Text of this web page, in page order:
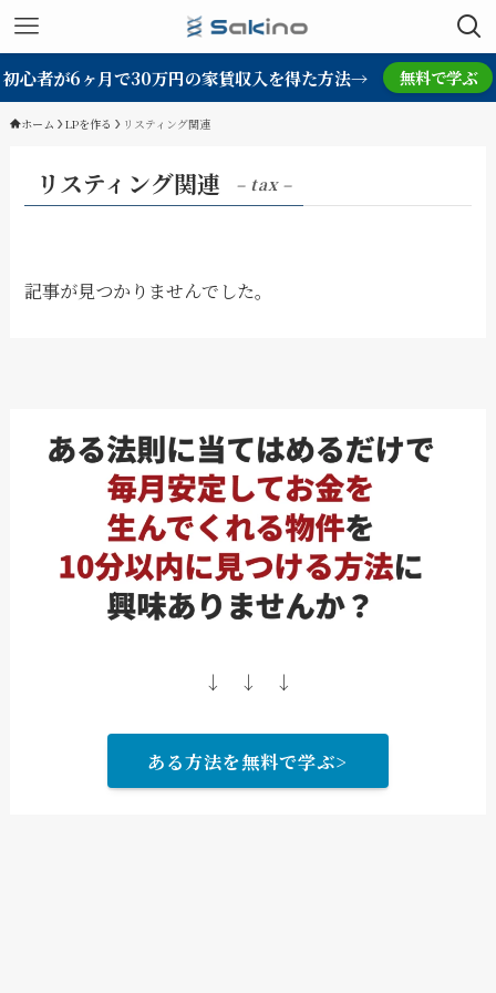
初心者が6ヶ月で30万円の家賃収入を得た方法→ 無料で学ぶ
ホーム LPを作る リスティング関連
リスティング関連 – tax –
記事が見つかりませんでした。
↓ ↓ ↓
ある方法を無料で学ぶ>